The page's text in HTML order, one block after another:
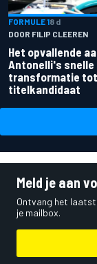
FORMULE 18 d
DOOR FILIP CLEEREN
Het opvallende
Antonelli's snelle
transformatie tot
titelkandidaat
Meld je aan
Ontvang het
je mailbox.